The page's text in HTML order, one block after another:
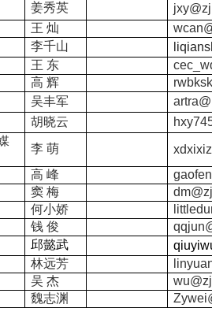
姜秀英
王 灿
李千山
王 东
高 辉
吴丰军
胡晓云
李 萌
高 峰
窦 梅
何小娇
钱 俊
邱懿武
林远芳
吴 杰
魏志渊